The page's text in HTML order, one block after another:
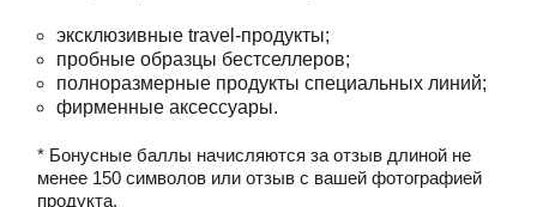
эксклюзивные travel-продукты;
пробные образцы бестселлеров;
полноразмерные продукты специальных линий;
фирменные аксессуары.
* Бонусные баллы начисляются за отзыв длиной не
менее 150 символов или отзыв с вашей фотографией
продукта.